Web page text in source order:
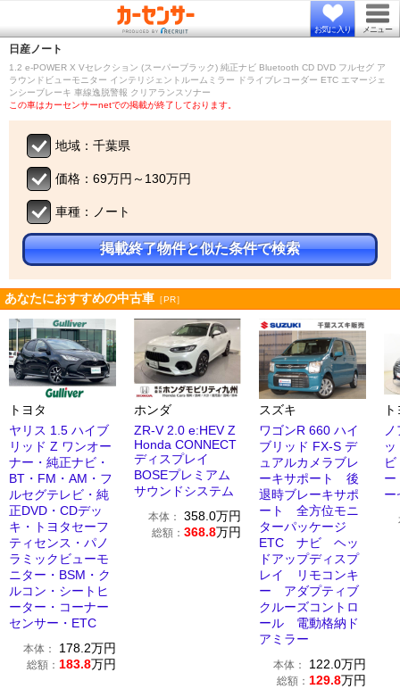
お気に入り メニュー
日産ノート
1.2 e-POWER X Vセレクション (スーパーブラック) 純正ナビ Bluetooth CD DVD フルセグ ア
ラウンドビューモニター インテリジェントルームミラー ドライブレコーダー ETC エマージェ
ンシーブレーキ 車線逸脱警報 クリアランスソナー
この車はカーセンサーnetでの掲載が終了しております。
地域：千葉県
価格：69万円～130万円
車種：ノート
掲載終了物件と似た条件で検索
あなたにおすすめの中古車 ［PR］
トヨタ
ヤリス 1.5 ハイブ
リッド Z ワンオー
ナー・純正ナビ・
BT・FM・AM・フ
ルセグテレビ・純
正DVD・CDデッ
キ・トヨタセーフ
ティセンス・パノ
ラミックビューモ
ニター・BSM・ク
ルコン・シートヒ
ーター・コーナー
センサー・ETC
本体： 178.2万円
総額： 183.8万円
ホンダ
ZR-V 2.0 e:HEV Z
Honda CONNECT
ディスプレイ
BOSEプレミアム
サウンドシステム
本体： 358.0万円
総額： 368.8万円
スズキ
ワゴンR 660 ハイ
ブリッド FX-S デ
ュアルカメラブレ
ーキサポート 後
退時ブレーキサポ
ート 全方位モニ
ターパッケージ
ETC ナビ ヘッ
ドアップディスプ
レイ リモコンキ
ー アダプティブ
クルーズコントロ
ール 電動格納ド
アミラー
本体： 122.0万円
総額： 129.8万円
ー